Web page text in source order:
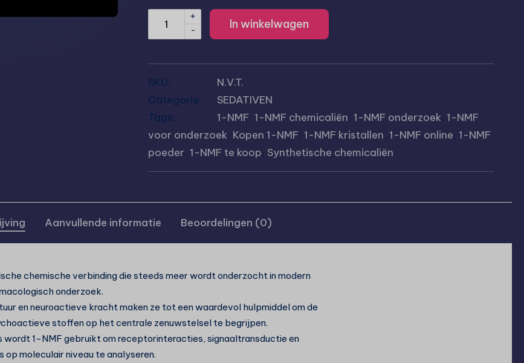
-
+
In winkelwagen
SKU:
N.V.T.
Categorie:
SEDATIVEN
Tags:
1-NMF, 1-NMF chemicaliën, 1-NMF onderzoek, 1-NMF
voor onderzoek, Kopen 1-NMF, 1-NMF kristallen, 1-NMF online, 1-NMF
poeder, 1-NMF te koop, Synthetische chemicaliën
Aanvullende informatie Beoordelingen (0)
chemische verbinding die steeds meer wordt onderzocht in modern
onderzoek.
en neuroactieve kracht maken ze tot een waardevol hulpmiddel om de
stoffen op het centrale zenuwstelsel te begrijpen.
wordt 1-NMF gebruikt om receptorinteracties, signaaltransductie en
op moleculair niveau te analyseren.